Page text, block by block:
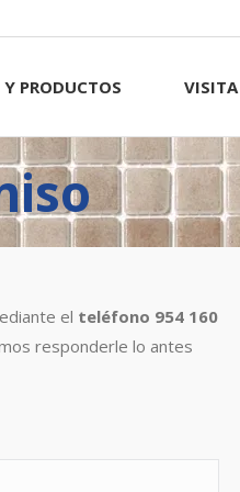
Y PRODUCTOS VISITA
el teléfono 954 160
responderle lo antes
VISITA